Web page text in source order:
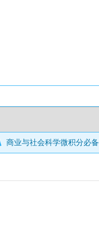
商业与社会科学微积分必